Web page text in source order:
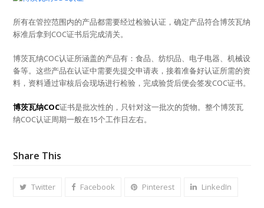
所有在管控范围内的产品都需要经过检验认证，确定产品符合博茨瓦纳
标准后拿到COC证书后完成清关。
博茨瓦纳COC认证所涵盖的产品有：食品、纺织品、电子电器、机械设
备等。这些产品在认证中需要先提交申请表，接着准备好认证所需的资
料，资料通过审核后会现场进行检验，完成验货后便会签发COC证书。
博茨瓦纳COC证书是批次性的，只针对这一批次的货物。整个博茨瓦
纳COC认证周期一般在15个工作日左右。
Share This
Twitter Facebook Pinterest LinkedIn